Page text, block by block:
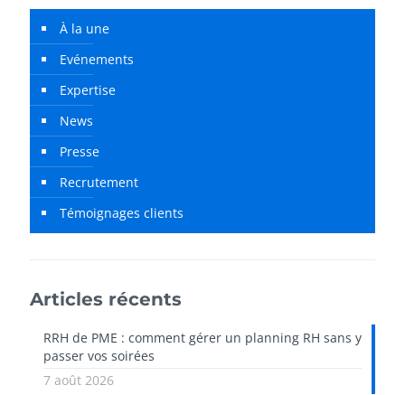
À la une
Evénements
Expertise
News
Presse
Recrutement
Témoignages clients
Articles récents
RRH de PME : comment gérer un planning RH sans y
passer vos soirées
7 août 2026